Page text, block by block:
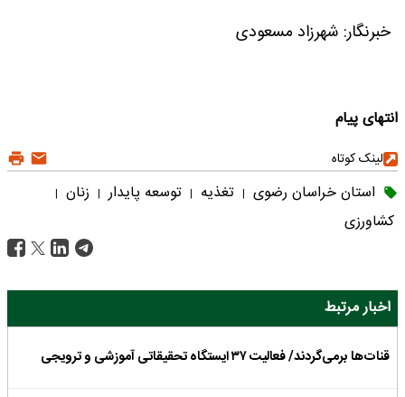
خبرنگار: شهرزاد مسعودی
انتهای پیام
لینک کوتاه
استان خراسان رضوی | تغذیه | توسعه پایدار | زنان |
کشاورزی
اخبار مرتبط
قنات‌ها برمی‌گردند/ فعالیت ۳۷ ایستگاه تحقیقاتی آموزشی و ترویجی